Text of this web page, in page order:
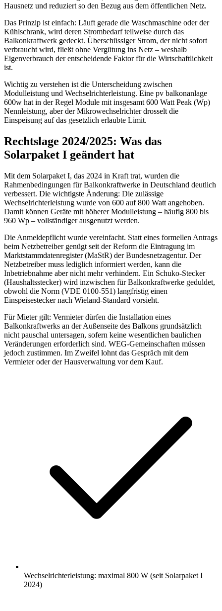
Hausnetz und reduziert so den Bezug aus dem öffentlichen Netz.
Das Prinzip ist einfach: Läuft gerade die Waschmaschine oder der
Kühlschrank, wird deren Strombedarf teilweise durch das
Balkonkraftwerk gedeckt. Überschüssiger Strom, der nicht sofort
verbraucht wird, fließt ohne Vergütung ins Netz – weshalb
Eigenverbrauch der entscheidende Faktor für die Wirtschaftlichkeit
ist.
Wichtig zu verstehen ist die Unterscheidung zwischen
Modulleistung und Wechselrichterleistung. Eine pv balkonanlage
600w hat in der Regel Module mit insgesamt 600 Watt Peak (Wp)
Nennleistung, aber der Mikrowechselrichter drosselt die
Einspeisung auf das gesetzlich erlaubte Limit.
Rechtslage 2024/2025: Was das
Solarpaket I geändert hat
Mit dem Solarpaket I, das 2024 in Kraft trat, wurden die
Rahmenbedingungen für Balkonkraftwerke in Deutschland deutlich
verbessert. Die wichtigste Änderung: Die zulässige
Wechselrichterleistung wurde von 600 auf 800 Watt angehoben.
Damit können Geräte mit höherer Modulleistung – häufig 800 bis
960 Wp – vollständiger ausgenutzt werden.
Die Anmeldepflicht wurde vereinfacht. Statt eines formellen Antrags
beim Netzbetreiber genügt seit der Reform die Eintragung im
Marktstammdatenregister (MaStR) der Bundesnetzagentur. Der
Netzbetreiber muss lediglich informiert werden, kann die
Inbetriebnahme aber nicht mehr verhindern. Ein Schuko-Stecker
(Haushaltsstecker) wird inzwischen für Balkonkraftwerke geduldet,
obwohl die Norm (VDE 0100-551) langfristig einen
Einspeisestecker nach Wieland-Standard vorsieht.
Für Mieter gilt: Vermieter dürfen die Installation eines
Balkonkraftwerks an der Außenseite des Balkons grundsätzlich
nicht pauschal untersagen, sofern keine wesentlichen baulichen
Veränderungen erforderlich sind. WEG-Gemeinschaften müssen
jedoch zustimmen. Im Zweifel lohnt das Gespräch mit dem
Vermieter oder der Hausverwaltung vor dem Kauf.
Wechselrichterleistung: maximal 800 W (seit Solarpaket I
2024)